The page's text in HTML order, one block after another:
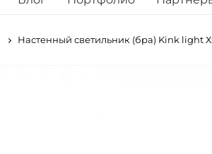
Настенный светильник (бра) Kink light